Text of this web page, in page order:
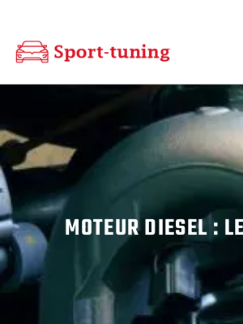
MOTEUR DIESEL :